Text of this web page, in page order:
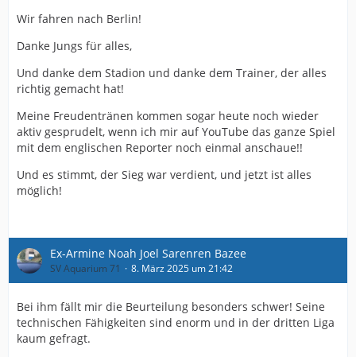
Wir fahren nach Berlin!
Danke Jungs für alles,
Und danke dem Stadion und danke dem Trainer, der alles
richtig gemacht hat!
Meine Freudentränen kommen sogar heute noch wieder
aktiv gesprudelt, wenn ich mir auf YouTube das ganze Spiel
mit dem englischen Reporter noch einmal anschaue!!
Und es stimmt, der Sieg war verdient, und jetzt ist alles
möglich!
Ex-Armine Noah Joel Sarenren Bazee
SV Aquarium 71 8. März 2025 um 21:42
Bei ihm fällt mir die Beurteilung besonders schwer! Seine
technischen Fähigkeiten sind enorm und in der dritten Liga
kaum gefragt.